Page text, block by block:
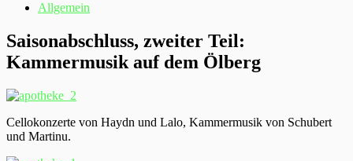
Allgemein
Saisonabschluss, zweiter Teil:
Kammermusik auf dem Ölberg
Cellokonzerte von Haydn und Lalo, Kammermusik von Schubert
und Martinu.